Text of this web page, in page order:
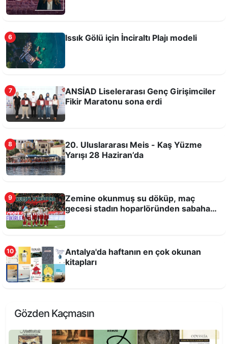
Bilim, teknoloji ve üretim Antalya Tarım
Teknokenti'nde buluşacak
Antalya Dijital Gençlik Merkezi DİGEM açıldı
6 Issık Gölü için İnciraltı Plajı modeli
7
ANSİAD Liselerarası Genç Girişimciler
Fikir Maratonu sona erdi
8
20. Uluslararası Meis - Kaş Yüzme
Yarışı 28 Haziran’da
9
Zemine okunmuş su döküp, maç
gecesi stadın hoparlöründen sabaha
10
Antalya'da haftanın en çok okunan
kitapları
Gözden Kaçmasın